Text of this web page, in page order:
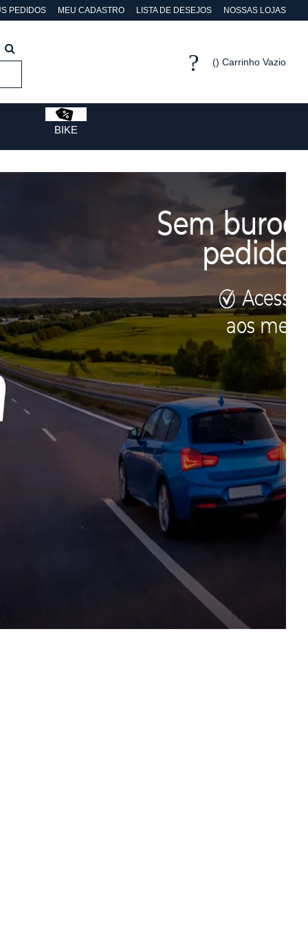
PEDIDOS MEU CADASTRO LISTA DE DESEJOS NOSSAS LOJAS
Carrinho Vazio
BIKE